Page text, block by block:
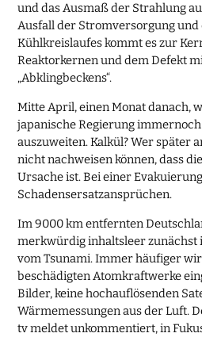
und das Ausmaß der Strahlung
Ausfall der Stromversorgung und
Kühlkreislaufes kommt es zur
Reaktorkernen und dem Defekt
„Abklingbeckens“.
Mitte April, einen Monat danach,
japanische Regierung
auszuweiten. Kalkül? Wer später
nicht nachweisen können, dass
Ursache ist. Bei einer
Schadensersatzansprüchen.
Im 9000 km entfernten
merkwürdig inhaltsleer zunächst
vom Tsunami. Immer häufiger
beschädigten Atomkraftwerke
Bilder, keine hochauflösenden
Wärmemessungen aus der Luft.
tv meldet unkommentiert, in